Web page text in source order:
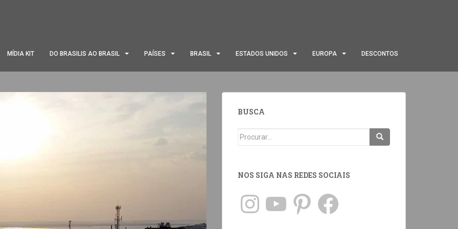
MÍDIA KIT DO BRASILIS AO BRASIL PAÍSES BRASIL ESTADOS UNIDOS EUROPA DESCONTOS
BUSCA
NOS SIGA NAS REDES SOCIAIS